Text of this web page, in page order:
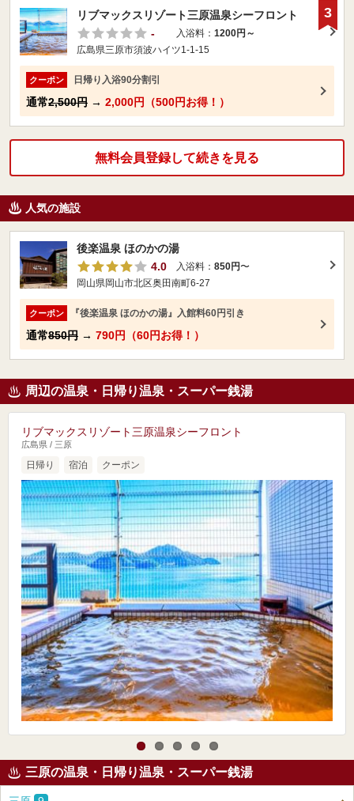
リブマックスリゾート三原温泉シーフロント
-
入浴料： 1200円～
広島県三原市須波ハイツ1-1-15
クーポン 日帰り入浴90分割引
通常2,500円 → 2,000円（500円お得！）
3
無料会員登録して続きを見る
人気の施設
後楽温泉 ほのかの湯
4.0
入浴料： 850円〜
岡山県岡山市北区奥田南町6-27
クーポン 『後楽温泉 ほのかの湯』入館料60円引き
通常850円 → 790円（60円お得！）
周辺の温泉・日帰り温泉・スーパー銭湯
リブマックスリゾート三原温泉シーフロント
広島県 / 三原
日帰り 宿泊 クーポン
三原の温泉・日帰り温泉・スーパー銭湯